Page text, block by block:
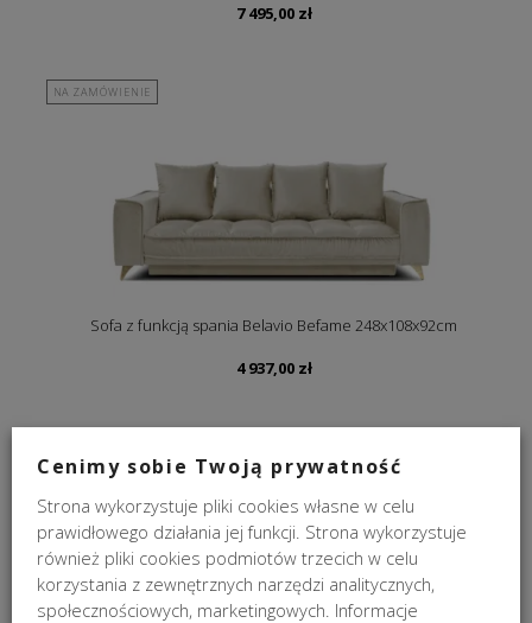
7 495,00 zł
NA ZAMÓWIENIE
Sofa z funkcją spania Belavio Befame 248x108x92cm
4 937,00 zł
Cenimy sobie Twoją prywatność
Strona wykorzystuje pliki cookies własne w celu
prawidłowego działania jej funkcji. Strona wykorzystuje
również pliki cookies podmiotów trzecich w celu
korzystania z zewnętrznych narzędzi analitycznych,
społecznościowych, marketingowych. Informacje